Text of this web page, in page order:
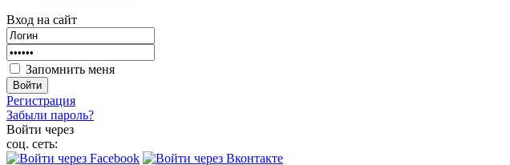
Вход на сайт
Запомнить меня
Войти
Регистрация
Забыли пароль?
Войти через
соц. сеть: